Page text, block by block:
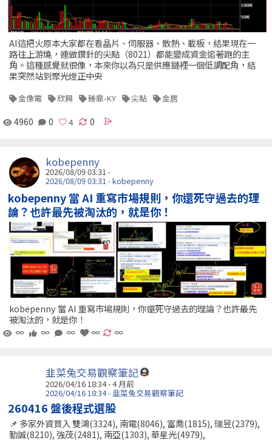
AI這把火原本大家都在看晶片、伺服器、散熱、載板，結果現在一
路往上游燒，連做鑽針的尖點（8021）都能變成資金追著跑的主
角。這種感覺就很像，本來你以為只是供應鏈裡一個低調配角，結
果突然站到聚光燈正中央
金像電 欣興 臻鼎-KY 尖點 金居
4960 0 0
kobepenny
2026/08/09 03:31 -
2026/08/09 03:31 - kobepenny
kobepenny 當 AI 重寫市場規則，你還死守過去的理
論？也許最先被淘汰的，就是你！
kobepenny 當 AI 重寫市場規則，你還死守過去的理論？也許最先
被淘汰的，就是你！
∞
∞ ∞ ∞ ∞
韭菜兔交易觀察筆記
2026/04/16 18:34 - 4 月前
2026/04/16 18:34 - 韭菜兔交易觀察筆記
260416 盤後程式選股
📌 多家外資買入 雙鴻(3324), 南電(8046), 富喬(1815), 瑞昱(2379),
勤誠(8210), 強茂(2481), 南亞(1303), 華星光(4979),